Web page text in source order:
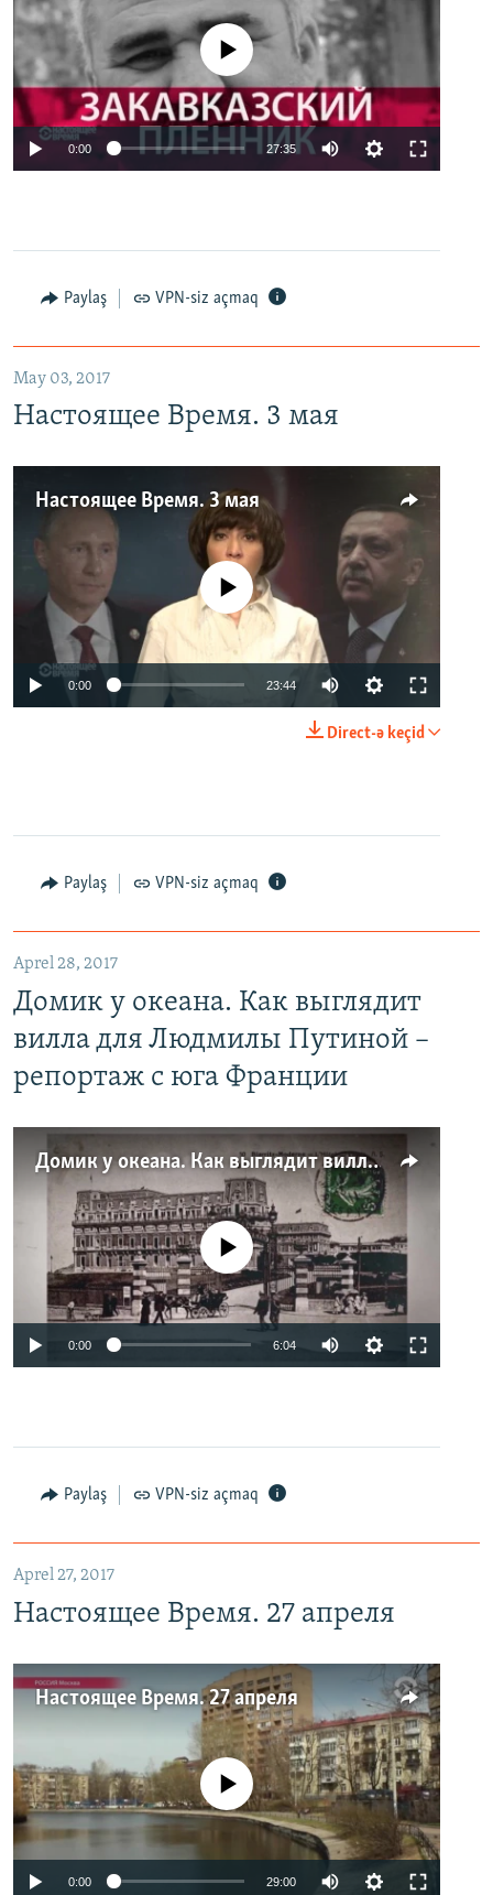
No media source currently available
0:00 27:35
Paylaş VPN-siz açmaq
May 03, 2017
Настоящее Время. 3 мая
Настоящее Время. 3 мая
No media source currently available
0:00 23:44
Direct-ə keçid
Paylaş VPN-siz açmaq
Aprel 28, 2017
Домик у океана. Как выглядит
вилла для Людмилы Путиной –
репортаж с юга Франции
Домик у океана. Как выглядит вилла для Людмилы Путиной – репортаж с юга Франции
No media source currently available
0:00 6:04
Paylaş VPN-siz açmaq
Aprel 27, 2017
Настоящее Время. 27 апреля
Настоящее Время. 27 апреля
No media source currently available
0:00 29:00